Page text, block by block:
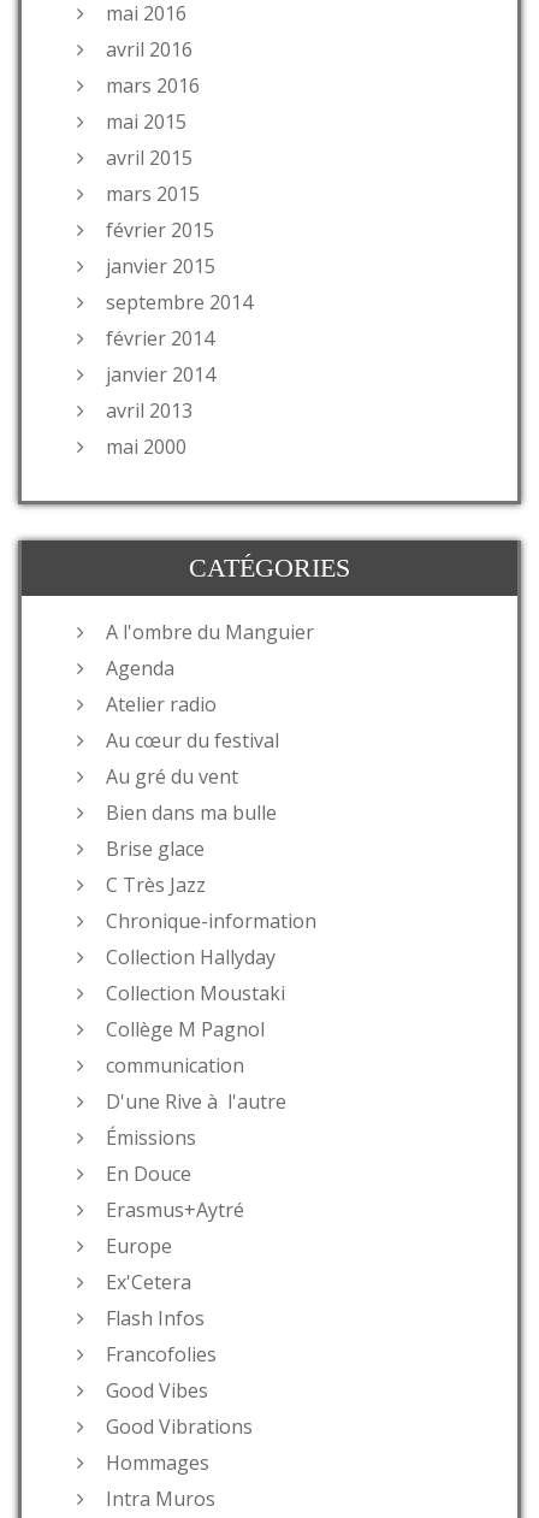
mai 2016
avril 2016
mars 2016
mai 2015
avril 2015
mars 2015
février 2015
janvier 2015
septembre 2014
février 2014
janvier 2014
avril 2013
mai 2000
CATÉGORIES
A l'ombre du Manguier
Agenda
Atelier radio
Au cœur du festival
Au gré du vent
Bien dans ma bulle
Brise glace
C Très Jazz
Chronique-information
Collection Hallyday
Collection Moustaki
Collège M Pagnol
communication
D'une Rive à l'autre
Émissions
En Douce
Erasmus+Aytré
Europe
Ex'Cetera
Flash Infos
Francofolies
Good Vibes
Good Vibrations
Hommages
Intra Muros